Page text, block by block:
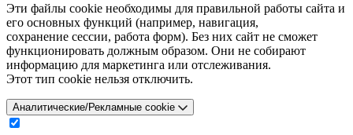
Эти файлы cookie необходимы для правильной работы сайта и
его основных функций (например, навигация,
сохранение сессии, работа форм). Без них сайт не сможет
функционировать должным образом. Они не собирают
информацию для маркетинга или отслеживания.
Этот тип cookie нельзя отключить.
Аналитические/Рекламные cookie